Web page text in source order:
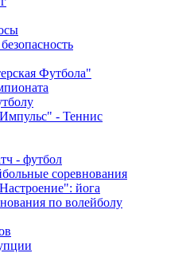
Футбола"
- Теннис
- футбол
соревнования
йога
по волейболу